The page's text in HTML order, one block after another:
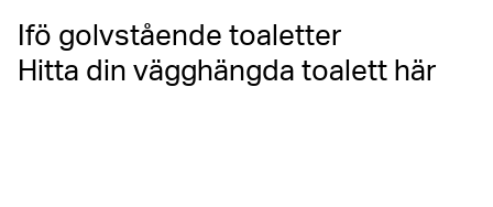
Ifö golvstående toaletter
Hitta din vägghängda toalett här